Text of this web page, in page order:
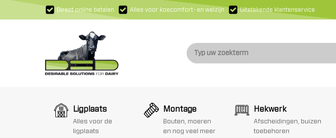
Direct online betalen Alles voor koecomfort- en welzijn Uitstekende klantenservice
Ligplaats
Alles voor de
ligplaats
Montage
Bouten, moeren
en nog veel meer
Hekwerk
Afscheidingen, buizen
toebehoren